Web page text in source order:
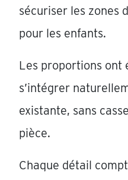
sécuriser les zones
pour les enfants.
Les proportions ont
s’intégrer
existante, sans
pièce.
Chaque détail